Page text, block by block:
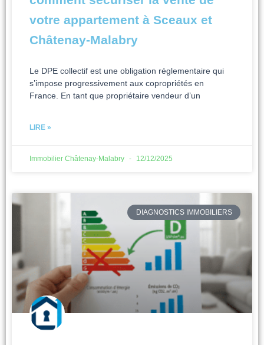
votre appartement à Sceaux et
Châtenay-Malabry
Le DPE collectif est une obligation réglementaire qui
s’impose progressivement aux copropriétés en
France. En tant que propriétaire vendeur d’un
LIRE »
Immobilier Châtenay-Malabry 12/12/2025
DIAGNOSTICS IMMOBILIERS